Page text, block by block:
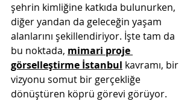
şehrin kimliğine katkıda bulunurken,
diğer yandan da geleceğin yaşam
alanlarını şekillendiriyor. İşte tam da
bu noktada, mimari proje
görselleştirme İstanbul kavramı, bir
vizyonu somut bir gerçekliğe
dönüştüren köprü görevi görüyor.